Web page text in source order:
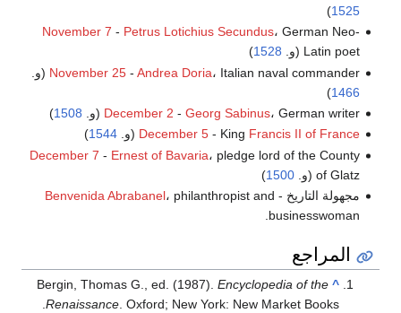
1525
)
November 7 - Petrus Lotichius Secundus، German Neo-
Latin poet (و.
1528
)
November 25- Andrea Doria، Italian naval commander (و.
1466
)
December 2 - Georg Sabinus، German writer (و. 1508
)
December 5- King Francis II of France (و.1544
)
December 7 - Ernest of Bavaria، pledge lord of the County
of Glatz (و.
1500
)
مجهولة التاريخ -
Benvenida Abrabanel، philanthropist and
businesswoman.
المراجع
^
Bergin, Thomas G., ed. (1987).Encyclopedia of the
Renaissance. Oxford; New York: New Market Books.